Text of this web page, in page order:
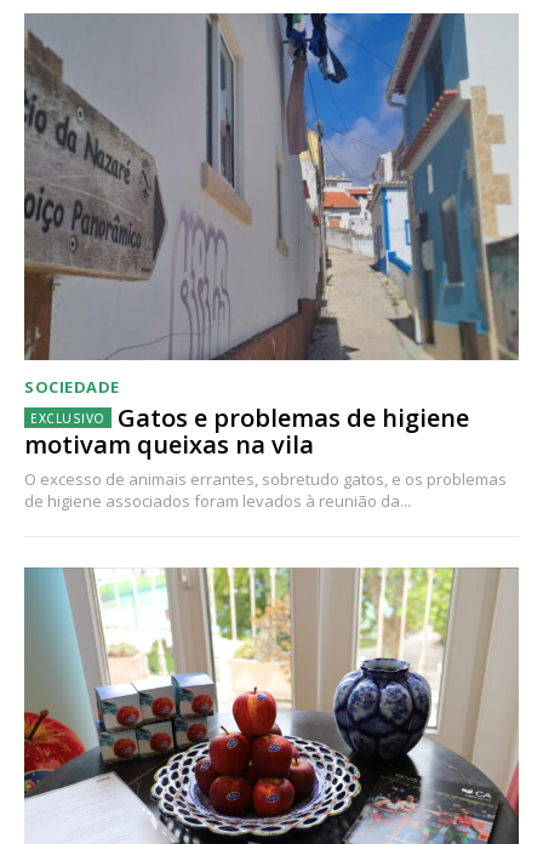
SOCIEDADE
Gatos e problemas de higiene
motivam queixas na vila
O excesso de animais errantes, sobretudo gatos, e os problemas
de higiene associados foram levados à reunião da...